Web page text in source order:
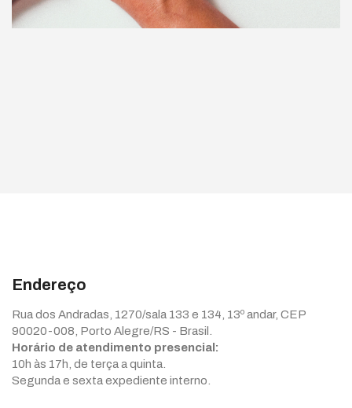
Endereço
Rua dos Andradas, 1270/sala 133 e 134, 13º andar, CEP
90020-008, Porto Alegre/RS - Brasil.
Horário de atendimento presencial:
10h às 17h, de terça a quinta.
Segunda e sexta expediente interno.